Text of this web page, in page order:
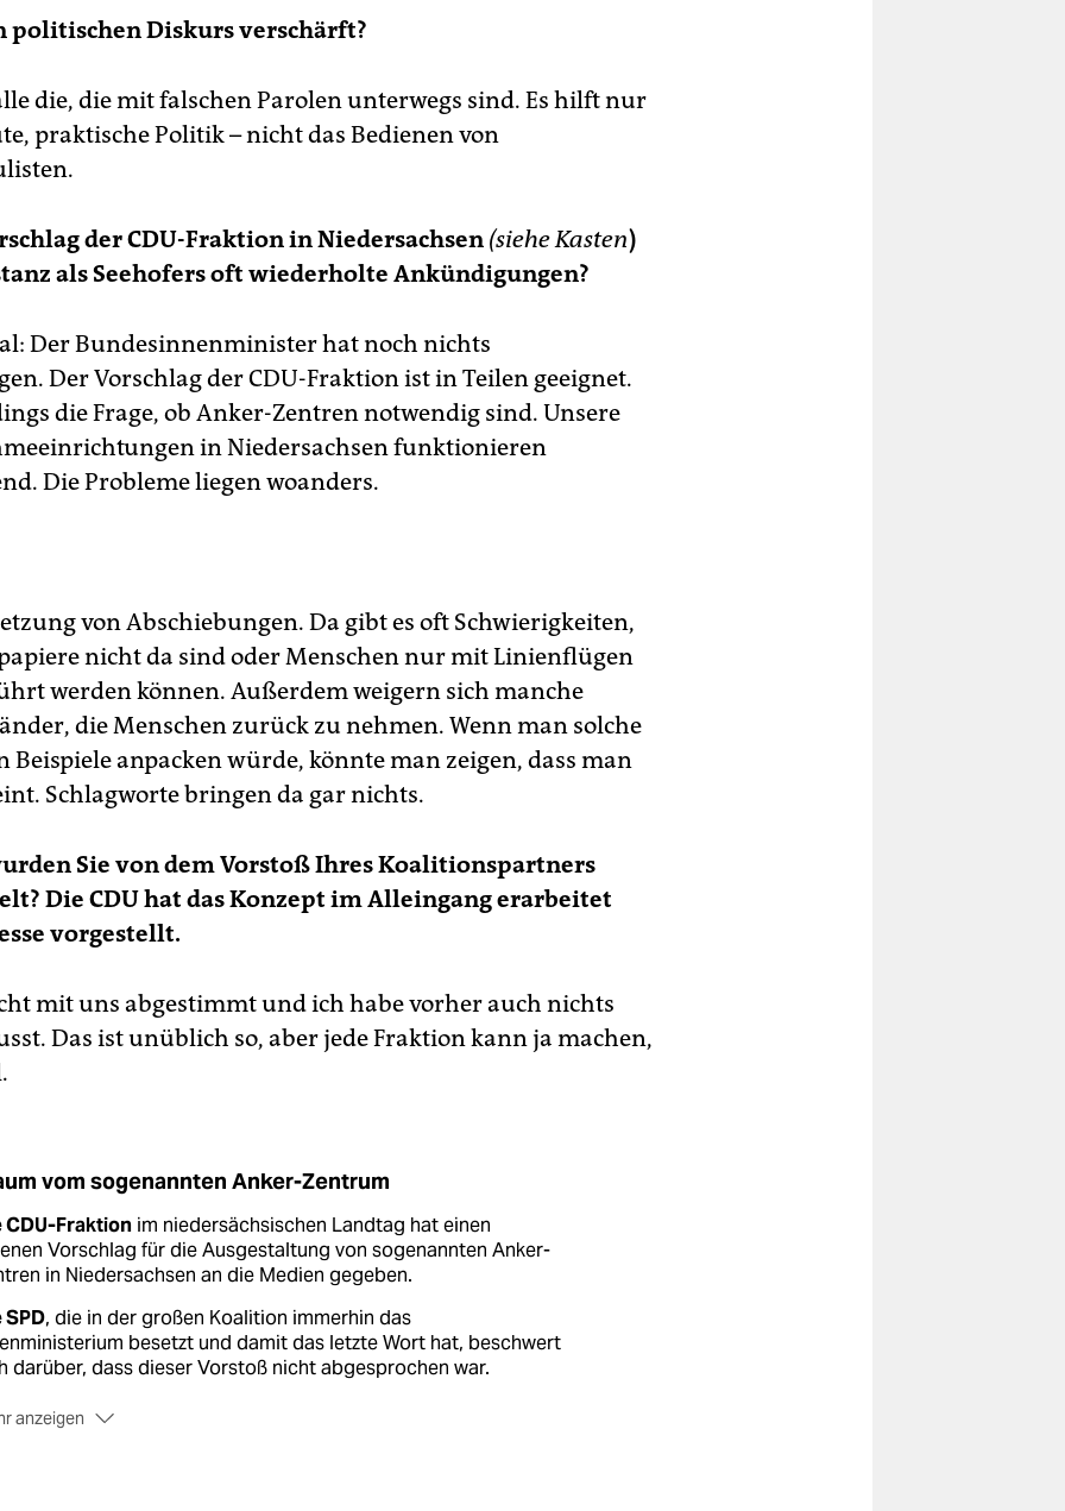
politischen Diskurs verschärft?
die, die mit falschen Parolen unterwegs sind. Es hilft nur
praktische Politik – nicht das Bedienen von
der CDU-Fraktion in Niedersachsen (siehe Kasten)
als Seehofers oft wiederholte Ankündigungen?
Der Bundesinnenminister hat noch nichts
Der Vorschlag der CDU-Fraktion ist in Teilen geeignet.
die Frage, ob Anker-Zentren notwendig sind. Unsere
in Niedersachsen funktionieren
Die Probleme liegen woanders.
von Abschiebungen. Da gibt es oft Schwierigkeiten,
nicht da sind oder Menschen nur mit Linienflügen
werden können. Außerdem weigern sich manche
die Menschen zurück zu nehmen. Wenn man solche
Beispiele anpacken würde, könnte man zeigen, dass man
Schlagworte bringen da gar nichts.
Sie von dem Vorstoß Ihres Koalitionspartners
Die CDU hat das Konzept im Alleingang erarbeitet
vorgestellt.
mit uns abgestimmt und ich habe vorher auch nichts
Das ist unüblich so, aber jede Fraktion kann ja machen,
vom sogenannten Anker-Zentrum
CDU-Fraktionim niedersächsischen Landtag hat einen
Vorschlag für die Ausgestaltung von sogenannten Anker-
in Niedersachsen an die Medien gegeben.
SPD, die in der großen Koalition immerhin das
besetzt und damit das letzte Wort hat, beschwert
darüber, dass dieser Vorstoß nicht abgesprochen war.
anzeigen